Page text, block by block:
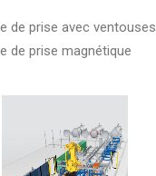
de prise avec ventouses
de prise magnétique